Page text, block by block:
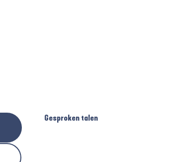
Gesproken talen
Gesproken talen